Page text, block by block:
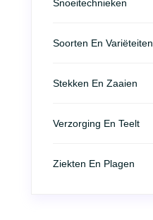
Snoeitechnieken
Soorten En Variëteiten
Stekken En Zaaien
Verzorging En Teelt
Ziekten En Plagen